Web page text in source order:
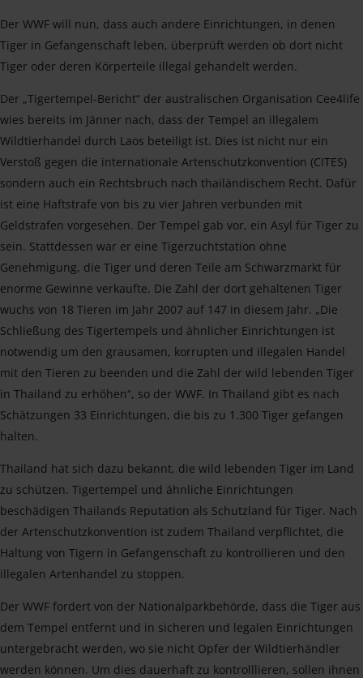
Der WWF will nun, dass auch andere Einrichtungen, in denen
Tiger in Gefangenschaft leben, überprüft werden ob dort nicht
Tiger oder deren Körperteile illegal gehandelt werden.
Der „Tigertempel-Bericht“ der australischen Organisation Cee4life
wies bereits im Jänner nach, dass der Tempel an illegalem
Wildtierhandel durch Laos beteiligt ist. Dies ist nicht nur ein
Verstoß gegen die internationale Artenschutzkonvention (CITES)
sondern auch ein Rechtsbruch nach thailändischem Recht. Dafür
ist eine Haftstrafe von bis zu vier Jahren verbunden mit
Geldstrafen vorgesehen. Der Tempel gab vor, ein Asyl für Tiger zu
sein. Stattdessen war er eine Tigerzuchtstation ohne
Genehmigung, die Tiger und deren Teile am Schwarzmarkt für
enorme Gewinne verkaufte. Die Zahl der dort gehaltenen Tiger
wuchs von 18 Tieren im Jahr 2007 auf 147 in diesem Jahr. „Die
Schließung des Tigertempels und ähnlicher Einrichtungen ist
notwendig um den grausamen, korrupten und illegalen Handel
mit den Tieren zu beenden und die Zahl der wild lebenden Tiger
in Thailand zu erhöhen“, so der WWF. In Thailand gibt es nach
Schätzungen 33 Einrichtungen, die bis zu 1.300 Tiger gefangen
halten.
Thailand hat sich dazu bekannt, die wild lebenden Tiger im Land
zu schützen. Tigertempel und ähnliche Einrichtungen
beschädigen Thailands Reputation als Schutzland für Tiger. Nach
der Artenschutzkonvention ist zudem Thailand verpflichtet, die
Haltung von Tigern in Gefangenschaft zu kontrollieren und den
illegalen Artenhandel zu stoppen.
Der WWF fordert von der Nationalparkbehörde, dass die Tiger aus
dem Tempel entfernt und in sicheren und legalen Einrichtungen
untergebracht werden, wo sie nicht Opfer der Wildtierhändler
werden können. Um dies dauerhaft zu kontrolllieren, sollen ihnen